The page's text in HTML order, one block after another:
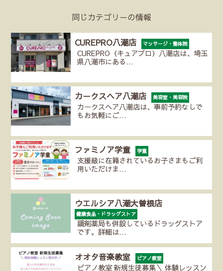
同じカテゴリーの情報
CUREPRO八潮店 マッサージ・整体院
CUREPRO（キュアプロ）八潮店は、埼玉
県八潮市にある…
カークスヘア八潮店 美容室・美容院
カークスヘア八潮店は、事前予約なしで
もお気軽にご…
ファミノア学童 学童
支援級に在籍されているお子さまもご利
用いただけま…
ウエルシア八潮大曽根店
健康食品・ドラッグストア
調剤薬局も併設しているドラッグストア
です。詳細は…
オオタ音楽教室 ピアノ教室
ピアノ教室 新規生徒募集＼ 体験レッスン